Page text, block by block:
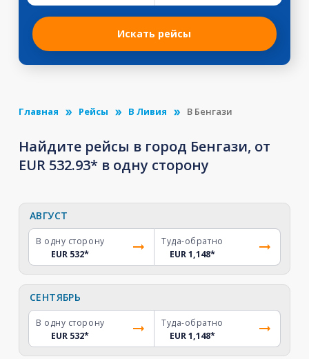
Искать рейсы
Главная Рейсы В Ливия В Бенгази
Найдите рейсы в город Бенгази, от
EUR 532.93* в одну сторону
АВГУСТ
В одну сторону
EUR 532*
Туда-обратно
EUR 1,148*
СЕНТЯБРЬ
В одну сторону
EUR 532*
Туда-обратно
EUR 1,148*